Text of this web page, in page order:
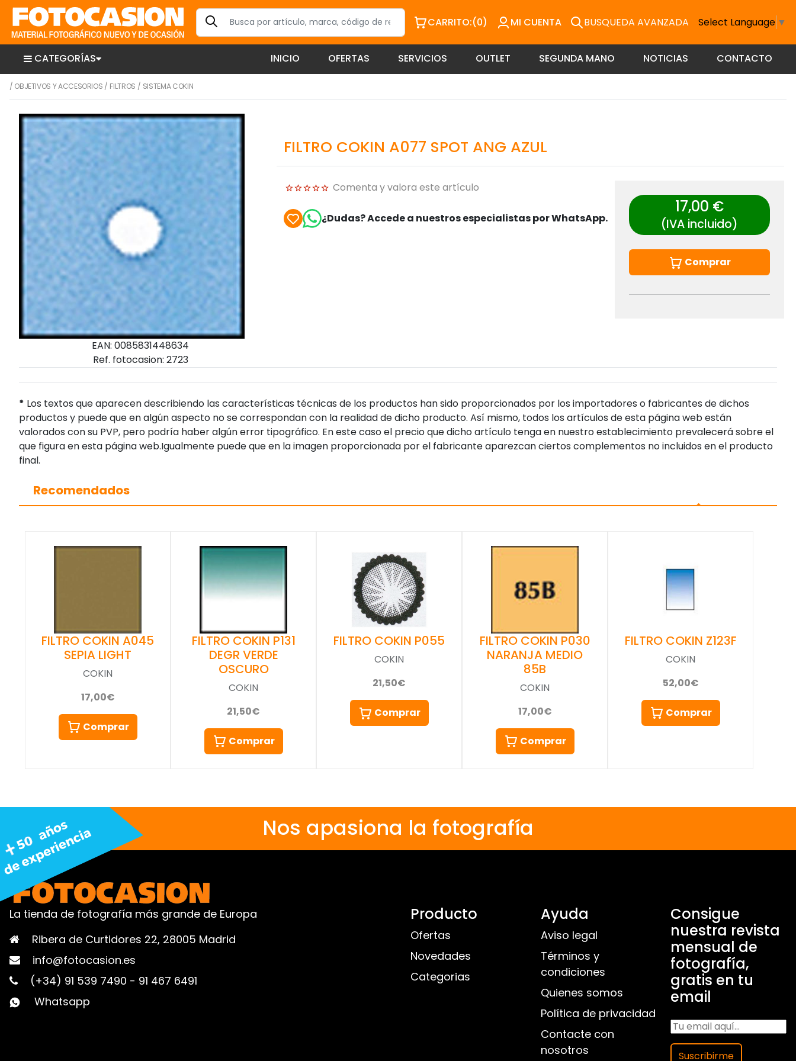
CARRITO:(0) MI CUENTA BUSQUEDA AVANZADA Select Language ▼
CATEGORÍAS INICIO OFERTAS SERVICIOS OUTLET SEGUNDA MANO NOTICIAS CONTACTO
/ OBJETIVOS Y ACCESORIOS / FILTROS / SISTEMA COKIN
EAN: 0085831448634
Ref. fotocasion: 2723
FILTRO COKIN A077 SPOT ANG AZUL
Comenta y valora este artículo
¿Dudas? Accede a nuestros especialistas por WhatsApp.
17,00 €
(IVA incluido)
Comprar
* Los textos que aparecen describiendo las características técnicas de los productos han sido proporcionados por los importadores o fabricantes de dichos
productos y puede que en algún aspecto no se correspondan con la realidad de dicho producto. Así mismo, todos los artículos de esta página web están
valorados con su PVP, pero podría haber algún error tipográfico. En este caso el precio que dicho artículo tenga en nuestro establecimiento prevalecerá sobre el
que figura en esta página web.Igualmente puede que en la imagen proporcionada por el fabricante aparezcan ciertos complementos no incluidos en el producto
final.
Recomendados
FILTRO COKIN A045
SEPIA LIGHT
COKIN
17,00€
Comprar
FILTRO COKIN P131
DEGR VERDE
OSCURO
COKIN
21,50€
Comprar
FILTRO COKIN P055
COKIN
21,50€
Comprar
FILTRO COKIN P030
NARANJA MEDIO
85B
COKIN
17,00€
Comprar
FILTRO COKIN Z123F
COKIN
52,00€
Comprar
Nos apasiona la fotografía
La tienda de fotografía más grande de Europa
Ribera de Curtidores 22, 28005 Madrid
info@fotocasion.es
(+34) 91 539 7490 - 91 467 6491
Whatsapp
Producto
Ofertas
Novedades
Categorias
Ayuda
Aviso legal
Términos y
condiciones
Quienes somos
Política de privacidad
Contacte con
nosotros
Consigue
nuestra revista
mensual de
fotografía,
gratis en tu
email
Suscribirme